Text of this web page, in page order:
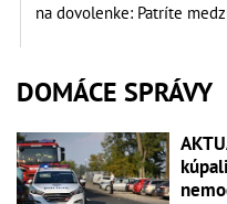
na dovolenke: Patríte
DOMÁCE SPRÁVY